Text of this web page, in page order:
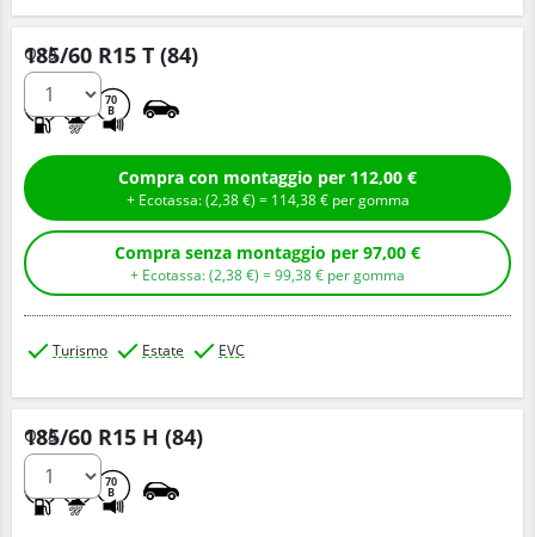
185/60 R15 T (84)
70
B
Q.tà
Compra con montaggio per 112,00 €
+ Ecotassa: (2,38€ ) = 114,38€ per gomma
Compra senza montaggio per 97,00 €
+ Ecotassa: (2,38€ ) =99,38€ per gomma
Turismo Estate EVC
185/60 R15 H (84)
70
B
Q.tà